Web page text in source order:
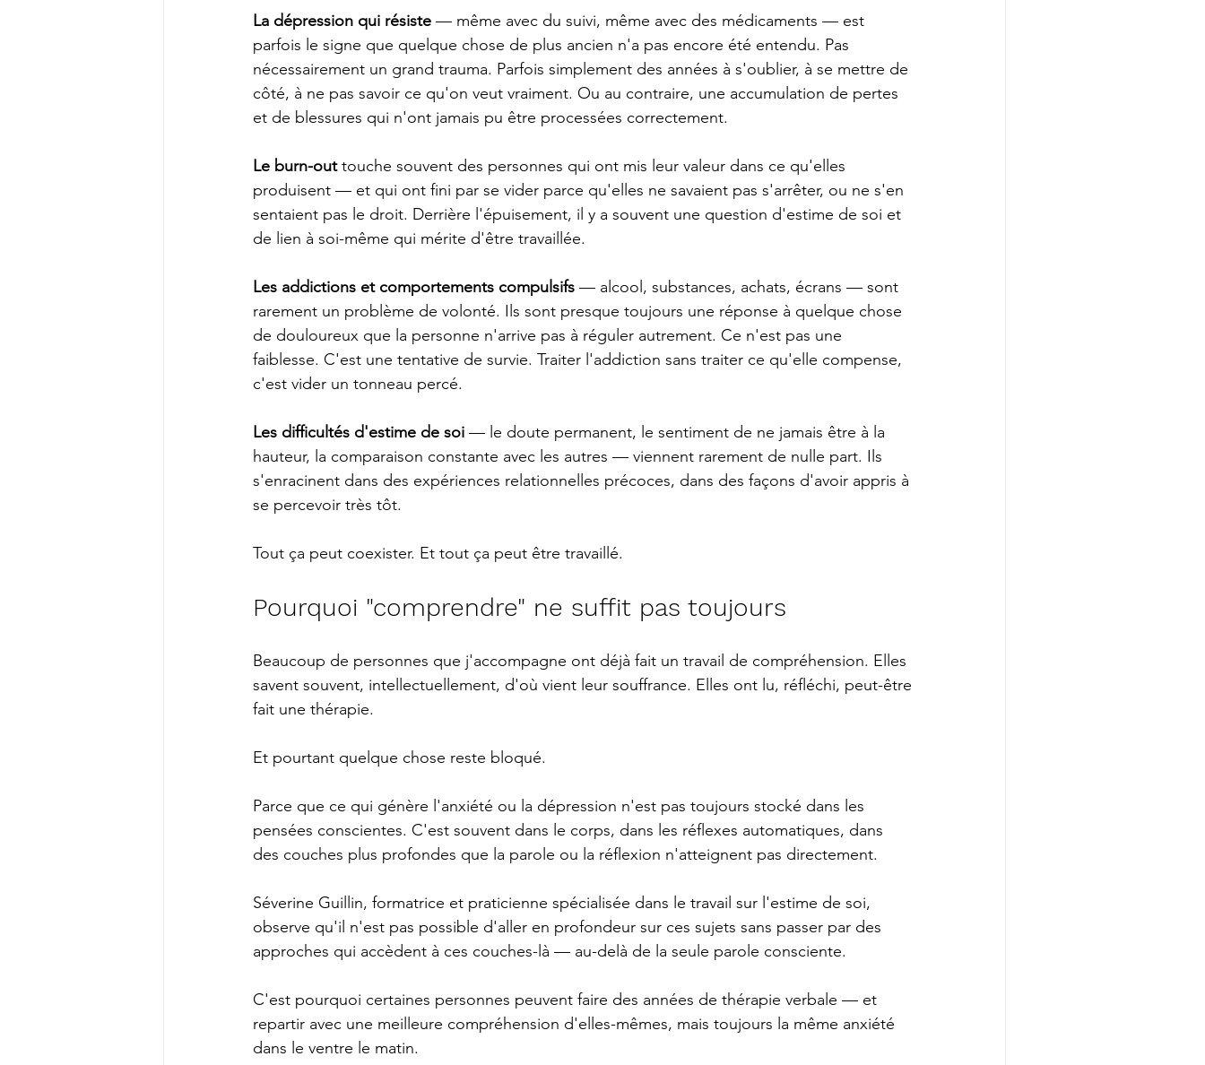
La dépression qui résiste — même avec du suivi, même avec des médicaments — est
parfois le signe que quelque chose de plus ancien n'a pas encore été entendu. Pas
nécessairement un grand trauma. Parfois simplement des années à s'oublier, à se mettre de
côté, à ne pas savoir ce qu'on veut vraiment. Ou au contraire, une accumulation de pertes
et de blessures qui n'ont jamais pu être processées correctement.
Le burn-out touche souvent des personnes qui ont mis leur valeur dans ce qu'elles
produisent — et qui ont fini par se vider parce qu'elles ne savaient pas s'arrêter, ou ne s'en
sentaient pas le droit. Derrière l'épuisement, il y a souvent une question d'estime de soi et
de lien à soi-même qui mérite d'être travaillée.
Les addictions et comportements compulsifs — alcool, substances, achats, écrans — sont
rarement un problème de volonté. Ils sont presque toujours une réponse à quelque chose
de douloureux que la personne n'arrive pas à réguler autrement. Ce n'est pas une
faiblesse. C'est une tentative de survie. Traiter l'addiction sans traiter ce qu'elle compense,
c'est vider un tonneau percé.
Les difficultés d'estime de soi — le doute permanent, le sentiment de ne jamais être à la
hauteur, la comparaison constante avec les autres — viennent rarement de nulle part. Ils
s'enracinent dans des expériences relationnelles précoces, dans des façons d'avoir appris à
se percevoir très tôt.
Tout ça peut coexister. Et tout ça peut être travaillé.
Pourquoi "comprendre" ne suffit pas toujours
Beaucoup de personnes que j'accompagne ont déjà fait un travail de compréhension. Elles
savent souvent, intellectuellement, d'où vient leur souffrance. Elles ont lu, réfléchi, peut-être
fait une thérapie.
Et pourtant quelque chose reste bloqué.
Parce que ce qui génère l'anxiété ou la dépression n'est pas toujours stocké dans les
pensées conscientes. C'est souvent dans le corps, dans les réflexes automatiques, dans
des couches plus profondes que la parole ou la réflexion n'atteignent pas directement.
Séverine Guillin, formatrice et praticienne spécialisée dans le travail sur l'estime de soi,
observe qu'il n'est pas possible d'aller en profondeur sur ces sujets sans passer par des
approches qui accèdent à ces couches-là — au-delà de la seule parole consciente.
C'est pourquoi certaines personnes peuvent faire des années de thérapie verbale — et
repartir avec une meilleure compréhension d'elles-mêmes, mais toujours la même anxiété
dans le ventre le matin.